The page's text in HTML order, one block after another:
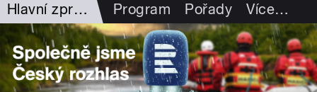
Hlavní zprávy - rozhovory Program Pořady Více…